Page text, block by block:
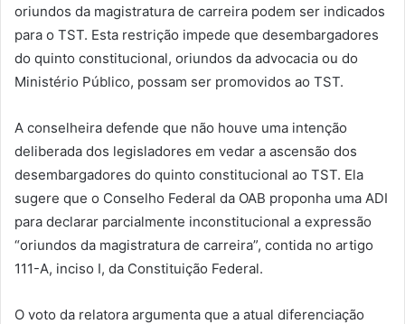
oriundos da magistratura de carreira podem ser indicados
para o TST. Esta restrição impede que desembargadores
do quinto constitucional, oriundos da advocacia ou do
Ministério Público, possam ser promovidos ao TST.
A conselheira defende que não houve uma intenção
deliberada dos legisladores em vedar a ascensão dos
desembargadores do quinto constitucional ao TST. Ela
sugere que o Conselho Federal da OAB proponha uma ADI
para declarar parcialmente inconstitucional a expressão
“oriundos da magistratura de carreira”, contida no artigo
111-A, inciso I, da Constituição Federal.
O voto da relatora argumenta que a atual diferenciação